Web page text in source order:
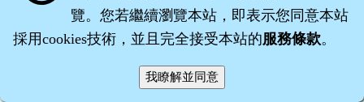
‧沈藥子©2008～2026
覽。您若繼續瀏覽本站，即表示您同意本站
採用cookies技術，並且完全接受本站的服務條款。